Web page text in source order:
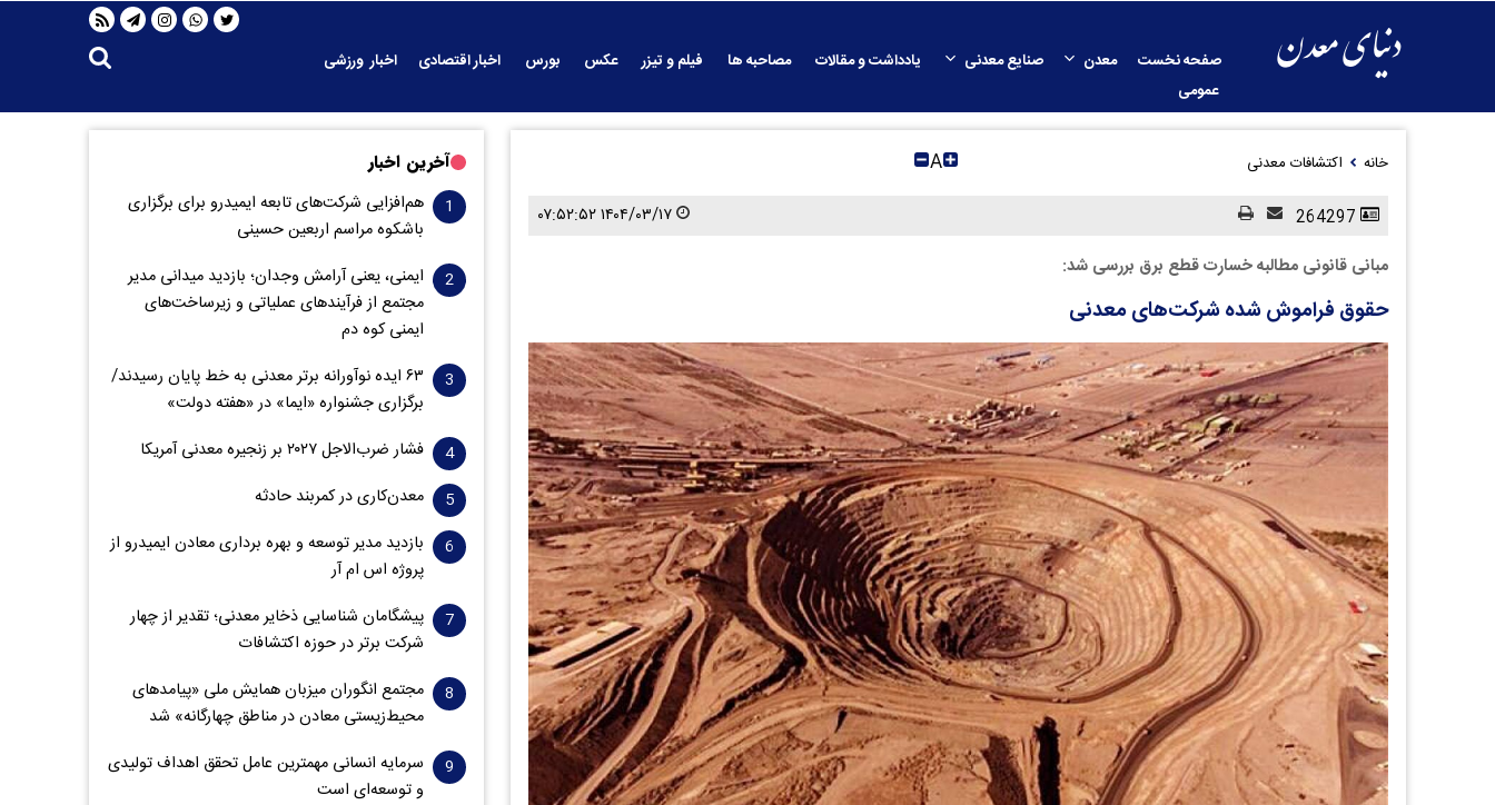
صفحه نخست معدن صنایع معدنی یادداشت و مقالات مصاحبه ها فیلم و تیزر عکس بورس اخبار اقتصادی
اخبار ورزشی
عمومی
خانه اکتشافات معدنی A
۱۴۰۴/۰۳/۱۷ ۰۷:۵۲:۵۲
مبانی قانونی مطالبه خسارت قطع برق بررسی شد:
حقوق فراموش شده شرکت‌های معدنی
آخرین اخبار
هم‌افزایی شرکت‌های تابعه ایمیدرو برای برگزاری
باشکوه مراسم اربعین حسینی
ایمنی، یعنی آرامش وجدان؛ بازدید میدانی مدیر
مجتمع از فرآیندهای عملیاتی و زیرساخت‌های
ایمنی کوه دم
۶۳ ایده نوآورانه برتر معدنی به خط پایان رسیدند/
برگزاری جشنواره «ایما» در «هفته دولت»
فشار ضرب‌الاجل ۲۰۲۷ بر زنجیره معدنی آمریکا
معدن‌کاری در کمربند حادثه
بازدید مدیر توسعه و بهره برداری معادن ایمیدرو از
پروژه اس ام آر
پیشگامان شناسایی ذخایر معدنی؛ تقدیر از چهار
شرکت برتر در حوزه اکتشافات‌
مجتمع انگوران میزبان همایش ملی «پیامدهای
محیط‌زیستی معادن در مناطق چهارگانه» شد
سرمایه انسانی مهمترین عامل تحقق اهداف تولیدی
و توسعه‌ای است